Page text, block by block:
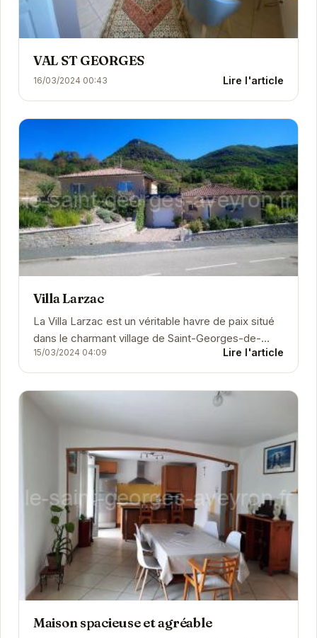
VAL ST GEORGES
16/03/2024 00:43 Lire l'article
Villa Larzac
La Villa Larzac est un véritable havre de paix situé
dans le charmant village de Saint-Georges-de-
Luzençon. Offrant un cadre idéal pour des...
15/03/2024 04:09 Lire l'article
Maison spacieuse et agréable